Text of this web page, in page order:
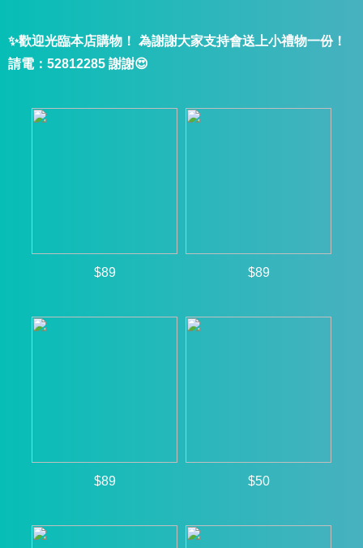
✨歡迎光臨本店購物！ 為謝謝大家支持會送上小禮物一份！
請電：52812285 謝謝😍
$89 $89
$89 $50